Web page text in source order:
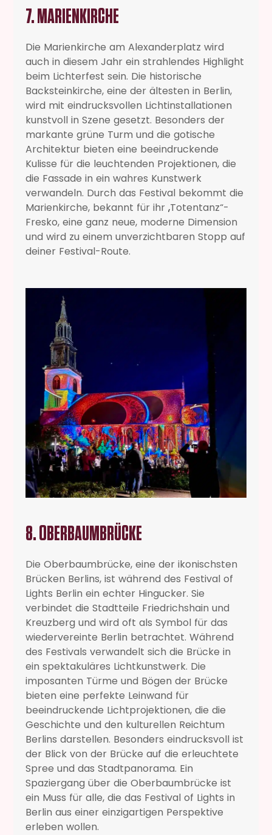
7. MARIENKIRCHE
Die Marienkirche am Alexanderplatz wird
auch in diesem Jahr ein strahlendes Highlight
beim Lichterfest sein. Die historische
Backsteinkirche, eine der ältesten in Berlin,
wird mit eindrucksvollen Lichtinstallationen
kunstvoll in Szene gesetzt. Besonders der
markante grüne Turm und die gotische
Architektur bieten eine beeindruckende
Kulisse für die leuchtenden Projektionen, die
die Fassade in ein wahres Kunstwerk
verwandeln. Durch das Festival bekommt die
Marienkirche, bekannt für ihr „Totentanz“-
Fresko, eine ganz neue, moderne Dimension
und wird zu einem unverzichtbaren Stopp auf
deiner Festival-Route.
8. OBERBAUMBRÜCKE
Die Oberbaumbrücke, eine der ikonischsten
Brücken Berlins, ist während des Festival of
Lights Berlin ein echter Hingucker. Sie
verbindet die Stadtteile Friedrichshain und
Kreuzberg und wird oft als Symbol für das
wiedervereinte Berlin betrachtet. Während
des Festivals verwandelt sich die Brücke in
ein spektakuläres Lichtkunstwerk. Die
imposanten Türme und Bögen der Brücke
bieten eine perfekte Leinwand für
beeindruckende Lichtprojektionen, die die
Geschichte und den kulturellen Reichtum
Berlins darstellen. Besonders eindrucksvoll ist
der Blick von der Brücke auf die erleuchtete
Spree und das Stadtpanorama. Ein
Spaziergang über die Oberbaumbrücke ist
ein Muss für alle, die das Festival of Lights in
Berlin aus einer einzigartigen Perspektive
erleben wollen.